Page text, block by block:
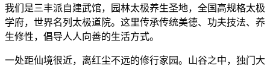
我们是三丰派自建武馆，园林太极养生圣地，全国高规格太极
学府，世界名列太极道院。这里传承传统美德、功夫技法、养
生修性，倡导人人向善的生活方式。
一处距仙境很近，离红尘不远的修行家园。山谷之中，独门大